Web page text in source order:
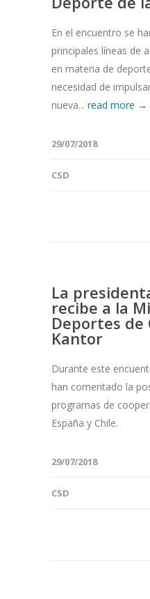
En el encuentro se
principales líneas de
en materia de
necesidad de
nueva... read more →
29/07/2018
CSD
La
recibe a la
Deportes de
Kantor
Durante este
han comentado la
programas de
España y Chile.
29/07/2018
CSD